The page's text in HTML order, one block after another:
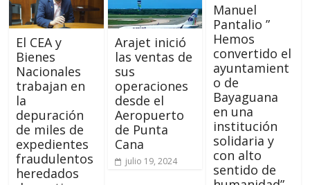
El CEA y
Bienes
Nacionales
trabajan en
la
depuración
de miles de
expedientes
fraudulentos
heredados
Arajet inició
las ventas de
sus
operaciones
desde el
Aeropuerto
de Punta
Cana
julio 19, 2024
Manuel
Pantalio ”
Hemos
convertido el
ayuntamient
o de
Bayaguana
en una
institución
solidaria y
con alto
sentido de